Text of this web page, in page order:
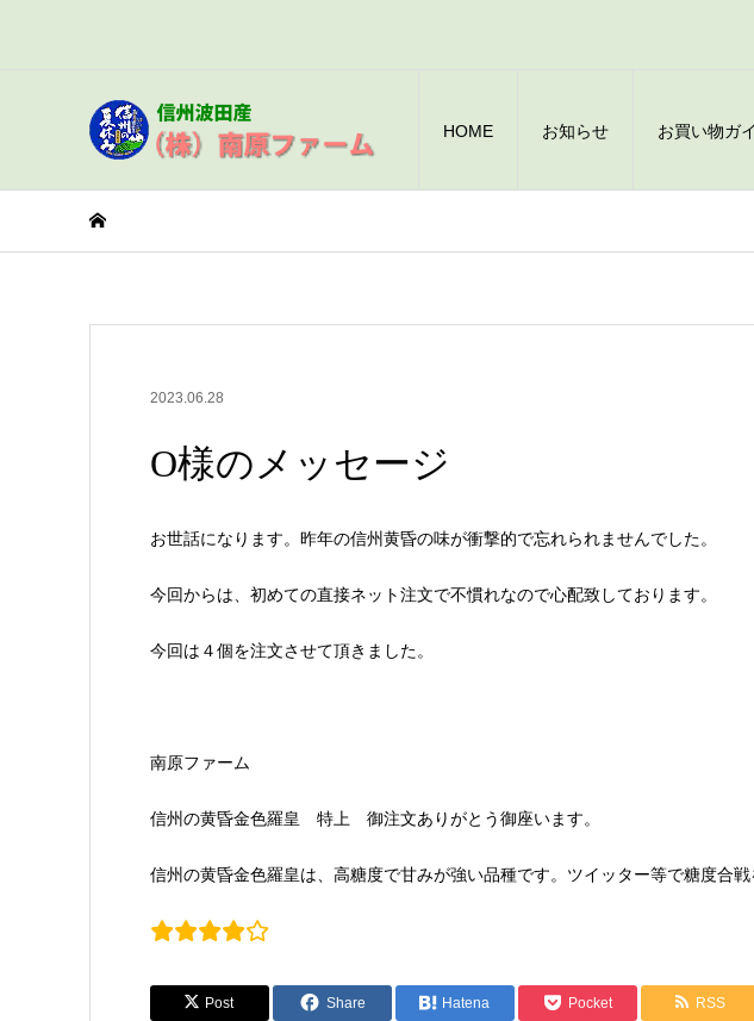
HOME お知らせ お買い物ガ
2023.06.28
O様のメッセージ
お世話になります。昨年の信州黄昏の味が衝撃的で忘れられませんでした。
今回からは、初めての直接ネット注文で不慣れなので心配致しております。
今回は４個を注文させて頂きました。
南原ファーム
信州の黄昏金色羅皇 特上 御注文ありがとう御座います。
信州の黄昏金色羅皇は、高糖度で甘みが強い品種です。ツイッター等で糖度合
Post Share Hatena Pocket RSS